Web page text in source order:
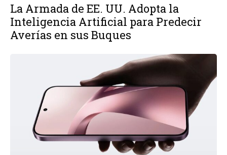
La Armada de EE. UU. Adopta la
Inteligencia Artificial para Predecir
Averías en sus Buques